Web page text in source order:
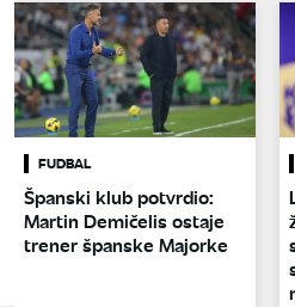
FUDBAL
Španski klub potvrdio:
Martin Demičelis ostaje
trener španske Majorke